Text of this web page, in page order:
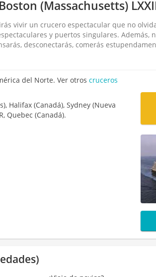
(Massachusetts)
vivir un crucero espectacular que no
y puertos singulares. Además,
desconectarás, comerás
del Norte. Ver otroscruceros
Halifax (Canadá), Sydney (Nueva
Quebec (Canadá).